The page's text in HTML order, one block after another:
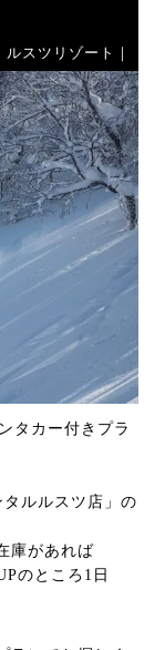
ルスツリゾート｜
タカー付きプラ
ルルスツ店」の
庫があれば
のところ1日